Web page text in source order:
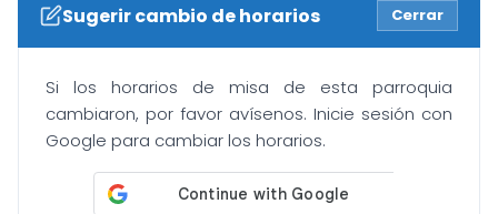
Sugerir cambio de horarios Cerrar
Si los horarios de misa de esta parroquia
cambiaron, por favor avísenos. Inicie sesión con
Google para cambiar los horarios.